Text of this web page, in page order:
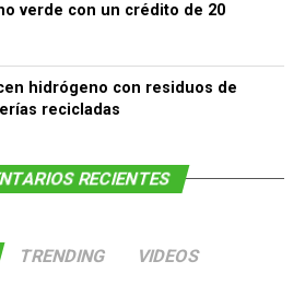
verde con un crédito de 20
hidrógeno con residuos de
recicladas
RECIENTES
TRENDING VIDEOS